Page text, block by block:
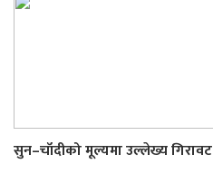
सुन–चाँदीको मूल्यमा उल्लेख्य गिरावट